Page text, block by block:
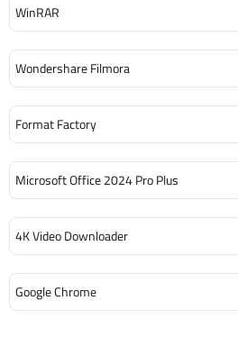
WinRAR
Wondershare Filmora
Format Factory
Microsoft Office 2024 Pro Plus
4K Video Downloader
Google Chrome